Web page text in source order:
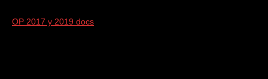
OP 2017 y 2019 docs